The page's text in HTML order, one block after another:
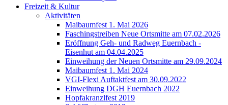
Freizeit & Kultur
Aktivitäten
Maibaumfest 1. Mai 2026
Faschingstreiben Neue Ortsmitte am 07.02.2026
Eröffnung Geh- und Radweg Euernbach -
Eisenhut am 04.04.2025
Einweihung der Neuen Ortsmitte am 29.09.2024
Maibaumfest 1. Mai 2024
VGI-Flexi Auftaktfest am 30.09.2022
Einweihung DGH Euernbach 2022
Hopfakranzlfest 2019